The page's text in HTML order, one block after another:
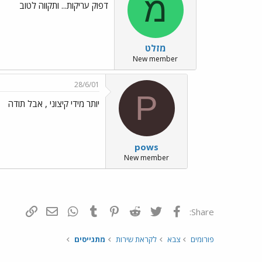
מ
מזלט
New member
דפוק עריקות... ותקווה לטוב
P
pows
New member
28/6/01
יותר מידי קיצוני , אבל תודה
Share: פייסבוק Twitter
Reddit
Pinterest
Tumblr
WhatsAppדואר אלקטרוני
פורומים צבא לקראת שירות מתגייסים